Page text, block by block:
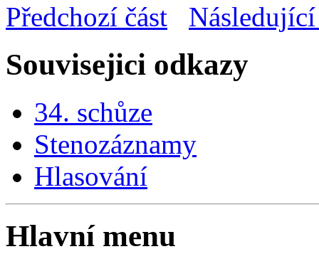
Předchozí část
Následující
Souvisejici odkazy
34. schůze
Stenozáznamy
Hlasování
Hlavní menu